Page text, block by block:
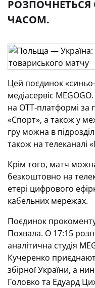
РОЗПОЧНЕТЬСЯ
ЧАСОМ.
Цей поєдинок
медіасервіс MEGOGO
на OTT-платформі за
«Спорт», а також у
гру можна в
також на телеканалі «
Крім того, матч
безкоштовно на
етері цифрового
кабельних мережах.
Поєдинок
Похвала. О 17:15
аналітична студія
Кучеренко
збірної України, а
Головко та Едуард